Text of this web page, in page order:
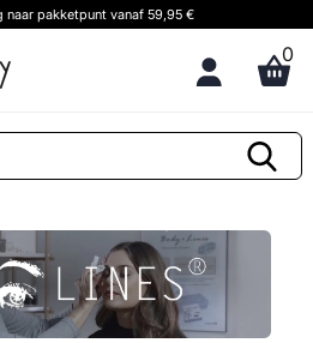
naar pakketpunt vanaf 59,95 €
0